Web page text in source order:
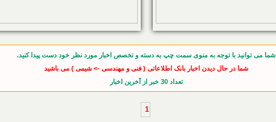
شما می توانید با توجه به منوی سمت چپ به دسته و تخصص اخبار مورد نظر خود دست پیدا کنید.
شما در حال دیدن اخبار بانک اطلاعاتی ( فنی و مهندسی -> شیمی ) می باشید
تعداد 30 خبر از آخرین اخبار
1